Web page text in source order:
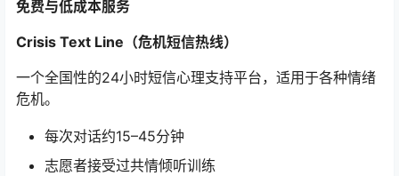
免费与低成本服务
Crisis Text Line（危机短信热线）
一个全国性的24小时短信心理支持平台，适用于各种情绪
危机。
每次对话约15–45分钟
志愿者接受过共情倾听训练